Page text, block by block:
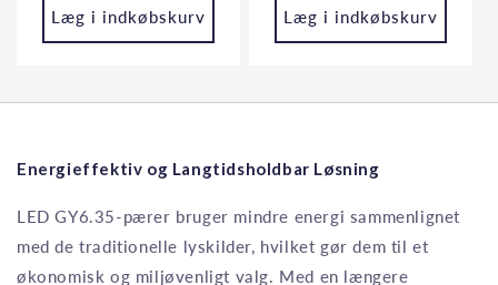
Læg i indkøbskurv Læg i indkøbskurv
Energieffektiv og Langtidsholdbar Løsning
LED GY6.35-pærer bruger mindre energi sammenlignet
med de traditionelle lyskilder, hvilket gør dem til et
økonomisk og miljøvenligt valg. Med en længere